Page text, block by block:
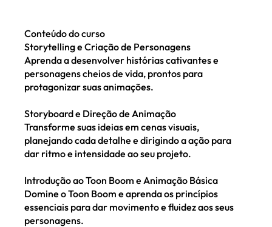
Conteúdo do curso
Storytelling e Criação de Personagens
Aprenda a desenvolver histórias cativantes e
personagens cheios de vida, prontos para
protagonizar suas animações.
Storyboard e Direção de Animação
Transforme suas ideias em cenas visuais,
planejando cada detalhe e dirigindo a ação para
dar ritmo e intensidade ao seu projeto.
Introdução ao Toon Boom e Animação Básica
Domine o Toon Boom e aprenda os princípios
essenciais para dar movimento e fluidez aos seus
personagens.